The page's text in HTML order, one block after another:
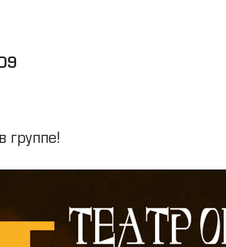
группе!